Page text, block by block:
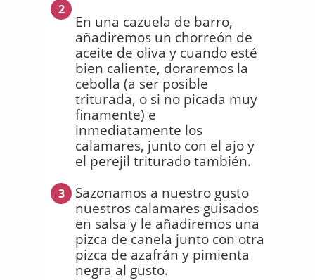
2
En una cazuela de barro,
añadiremos un chorreón de
aceite de oliva y cuando esté
bien caliente, doraremos la
cebolla (a ser posible
triturada, o si no picada muy
finamente) e
inmediatamente los
calamares, junto con el ajo y
el perejil triturado también.
3
Sazonamos a nuestro gusto
nuestros calamares guisados
en salsa y le añadiremos una
pizca de canela junto con otra
pizca de azafrán y pimienta
negra al gusto.